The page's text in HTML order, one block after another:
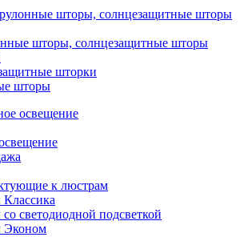
шторы, солнцезащитные шторы
шторы, солнцезащитные шторы
шторки
шторы
освещение
к люстрам
светодиодной подсветкой
Эконом